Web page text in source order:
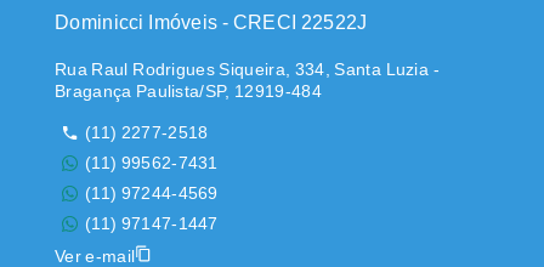
Dominicci Imóveis - CRECI 22522J
Rua Raul Rodrigues Siqueira, 334, Santa Luzia -
Bragança Paulista/SP, 12919-484
(11) 2277-2518
(11) 99562-7431
(11) 97244-4569
(11) 97147-1447
Ver e-mail